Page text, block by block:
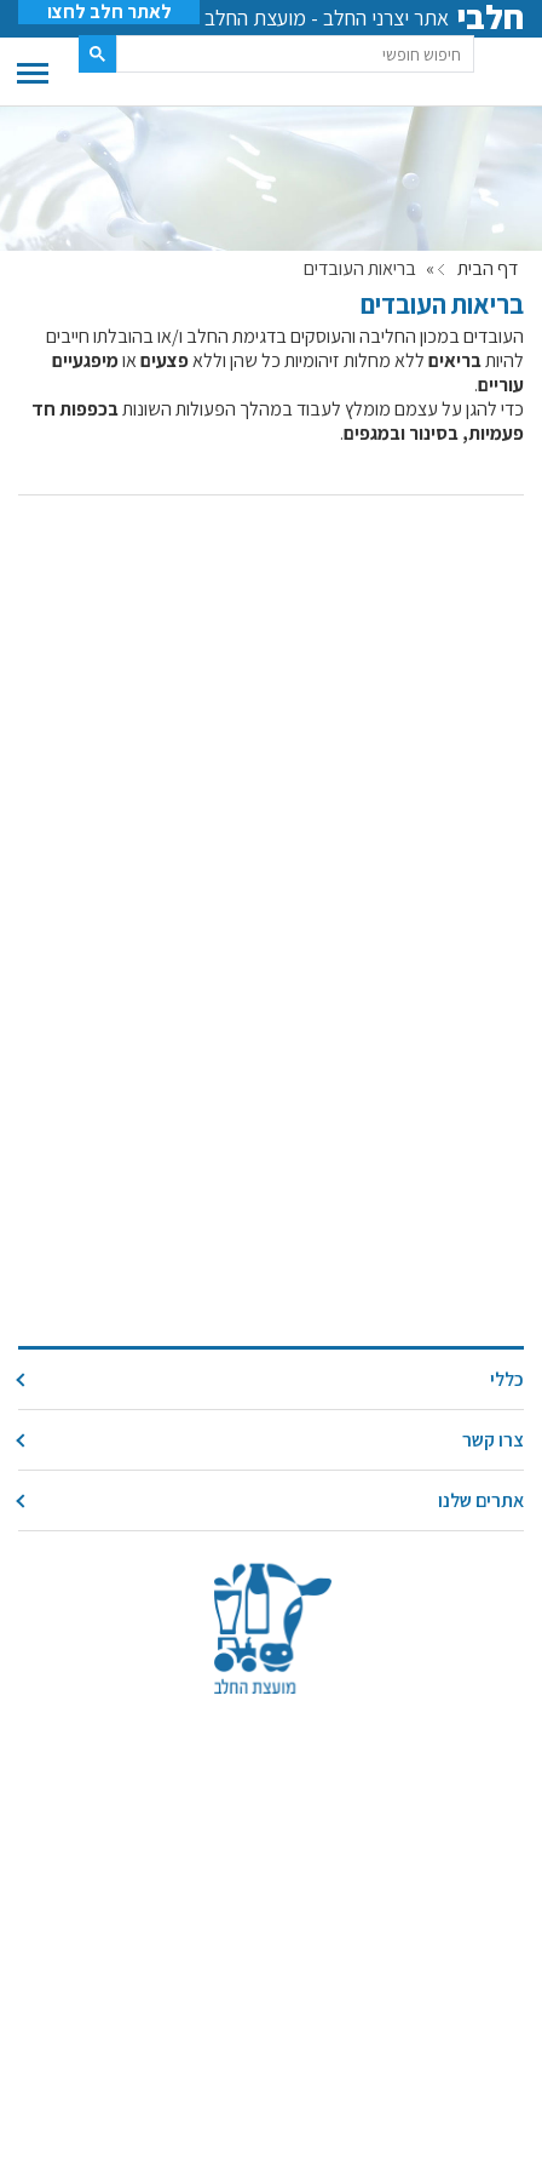
חלבי אתר יצרני החלב - מועצת החלב לאתר חלב לחצו
דף הבית » בריאות העובדים
בריאות העובדים
העובדים במכון החליבה והעוסקים בדגימת החלב ו/או בהובלתו חייבים
להיותבריאיםללא מחלות זיהומיות כל שהן וללאפצעיםאומיפגעיים
עוריים.
כדי להגן על עצמם מומלץ לעבוד במהלך הפעולות השונותבכפפות חד
פעמיות, בסינור ובמגפים.
כללי
צרו קשר
אתרים שלנו